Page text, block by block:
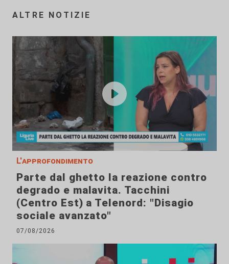
ALTRE NOTIZIE
L'approfondimento
Parte dal ghetto la reazione contro
degrado e malavita. Tacchini
(Centro Est) a Telenord: "Disagio
sociale avanzato"
07/08/2026